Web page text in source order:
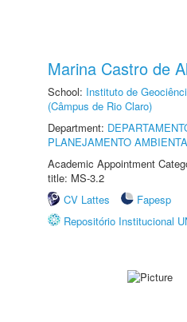
Marina Castro de
School: Instituto de
(Câmpus de Rio Claro)
Department:
PLANEJAMENTO
Academic Appointment
title: MS-3.2
CV Lattes
Fapesp
Repositório Institucional